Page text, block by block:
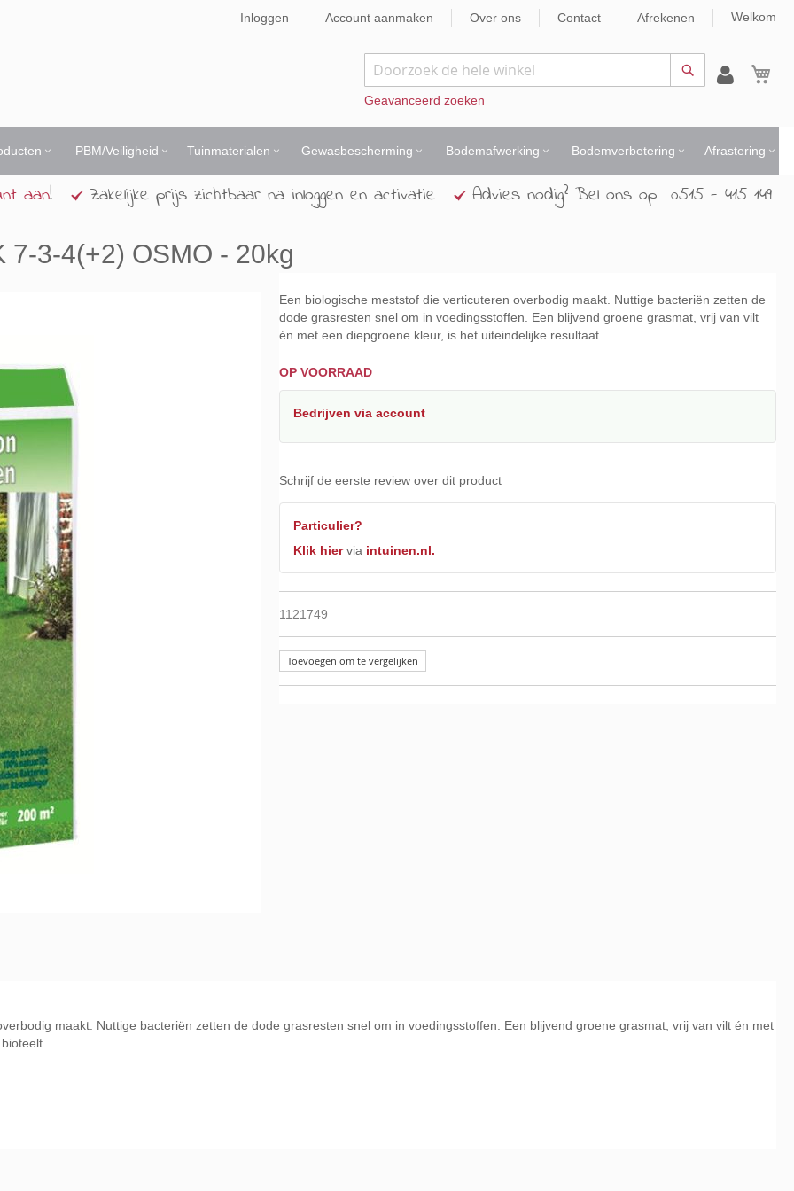
Inloggen Account aanmaken Over ons Contact Afrekenen Welkom
Zoek
Geavanceerd zoeken
PBM/Veiligheid Tuinmaterialen Gewasbescherming Bodemafwerking Bodemverbetering Afrastering
aan! Zakelijke prijs zichtbaar na inloggen en activatie Advies nodig? Bel ons op 0515 - 415 149
7-3-4(+2) OSMO - 20kg
Een biologische meststof die verticuteren overbodig maakt. Nuttige bacteriën zetten de
dode grasresten snel om in voedingsstoffen. Een blijvend groene grasmat, vrij van vilt
én met een diepgroene kleur, is het uiteindelijke resultaat.
OP VOORRAAD
Bedrijvenvia account
Schrijf de eerste review over dit product
Particulier?
Klik hiervia intuinen.nl.
1121749
Toevoegen om te vergelijken
maakt. Nuttige bacteriën zetten de dode grasresten snel om in voedingsstoffen. Een blijvend groene grasmat, vrij van vilt én met